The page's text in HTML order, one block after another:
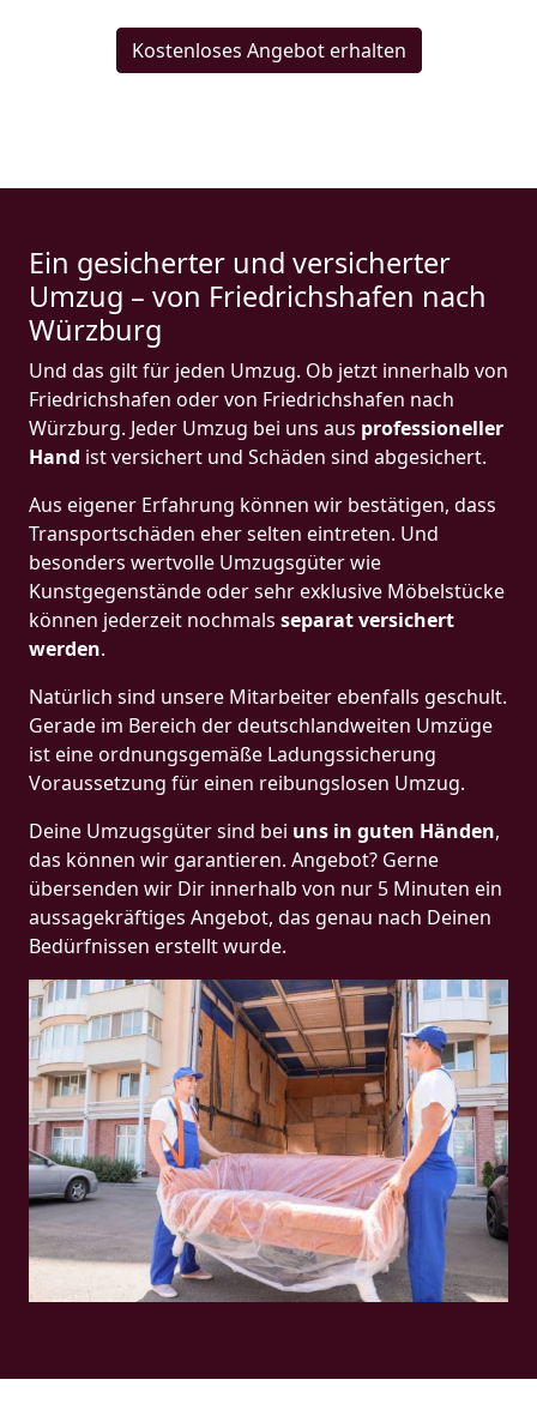
Kostenloses Angebot erhalten
Ein gesicherter und versicherter
Umzug – von Friedrichshafen nach
Würzburg
Und das gilt für jeden Umzug. Ob jetzt innerhalb von
Friedrichshafen oder von Friedrichshafen nach
Würzburg. Jeder Umzug bei uns aus professioneller
Hand ist versichert und Schäden sind abgesichert.
Aus eigener Erfahrung können wir bestätigen, dass
Transportschäden eher selten eintreten. Und
besonders wertvolle Umzugsgüter wie
Kunstgegenstände oder sehr exklusive Möbelstücke
können jederzeit nochmals separat versichert
werden.
Natürlich sind unsere Mitarbeiter ebenfalls geschult.
Gerade im Bereich der deutschlandweiten Umzüge
ist eine ordnungsgemäße Ladungssicherung
Voraussetzung für einen reibungslosen Umzug.
Deine Umzugsgüter sind bei uns in guten Händen,
das können wir garantieren. Angebot? Gerne
übersenden wir Dir innerhalb von nur 5 Minuten ein
aussagekräftiges Angebot, das genau nach Deinen
Bedürfnissen erstellt wurde.